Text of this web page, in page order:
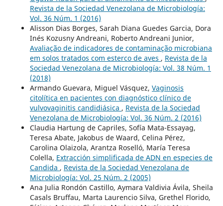
Revista de la Sociedad Venezolana de Microbiología:
Vol. 36 Núm. 1 (2016)
Alisson Dias Borges, Sarah Diana Guedes Garcia, Dora
Inés Kozusny Andreani, Roberto Andreani Junior,
Avaliação de indicadores de contaminação microbiana
em solos tratados com esterco de aves , Revista de la
Sociedad Venezolana de Microbiología: Vol. 38 Núm. 1
(2018)
Armando Guevara, Miguel Vásquez, Vaginosis
citolítica en pacientes con diagnóstico clínico de
vulvovaginitis candidiásica , Revista de la Sociedad
Venezolana de Microbiología: Vol. 36 Núm. 2 (2016)
Claudia Hartung de Capriles, Sofía Mata-Essayag,
Teresa Abate, Jakobus de Waard, Celina Pérez,
Carolina Olaizola, Arantza Roselló, María Teresa
Colella, Extracción simplificada de ADN en especies de
Candida , Revista de la Sociedad Venezolana de
Microbiología: Vol. 25 Núm. 2 (2005)
Ana Julia Rondón Castillo, Aymara Valdivia Ávila, Sheila
Casals Bruffau, Marta Laurencio Silva, Grethel Florido,